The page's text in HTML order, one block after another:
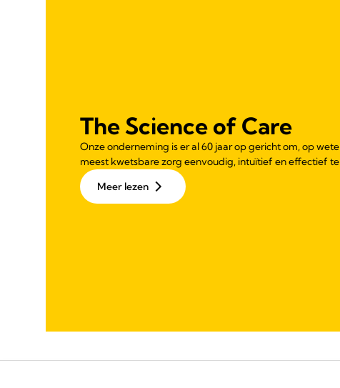
The Science of Care
Onze onderneming is er al 60 jaar op gericht om, op
meest kwetsbare zorg eenvoudig, intuïtief en effectief
Meer lezen